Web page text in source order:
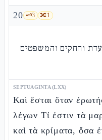
20 🗝️3 🔀1
והחקים והמשפטים
SEPTUAGINTA (LXX)
Καὶ ἔσται ὅταν
λέγων Τί ἐστιν τὰ
καὶ τὰ κρίματα, ὅσα